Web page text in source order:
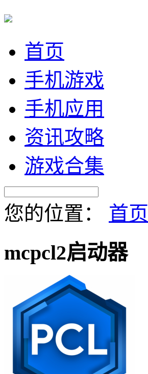
首页
手机游戏
手机应用
资讯攻略
游戏合集
您的位置： 首页
mcpcl2启动器